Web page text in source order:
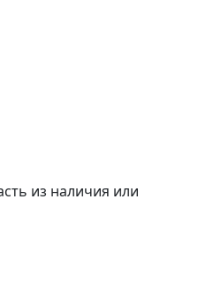
из наличия или